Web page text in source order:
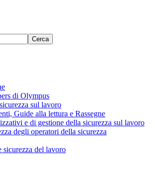
Cerca
di Olympus
sul lavoro
Guide alla lettura e Rassegne
e di gestione della sicurezza sul lavoro
degli operatori della sicurezza
sicurezza del lavoro